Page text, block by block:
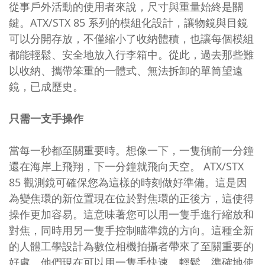
從事戶外活動的使用者來說，尺寸與重量始終是關
鍵。ATX/STX 85 系列的模組化設計，讓物鏡與目鏡
可以分開存放，不僅縮小了收納體積，也讓每個模組
都能輕鬆、安全地放入行李箱中。從此，過去那些難
以收納、攜帶笨重的一體式、無法拆卸的單筒望遠
鏡，已成歷史。
只需一支手操作
當每一秒都至關重要時。想像一下，一隻鴴前一分鐘
還在海岸上飛翔，下一分鐘就飛向天空。 ATX/STX
85 觀測鏡可確保您為這樣的時刻做好準備。這是因
為變焦環的新位置現在位於對焦環的正後方，這使得
操作更加容易。這意味著您可以用一隻手進行縮放和
對焦，同時用另一隻手控制瞄準鏡的方向。這種全新
的人體工學設計為數位相機拍攝者帶來了至關重要的
好處。他們現在可以用一隻手快速、輕鬆、準確地使